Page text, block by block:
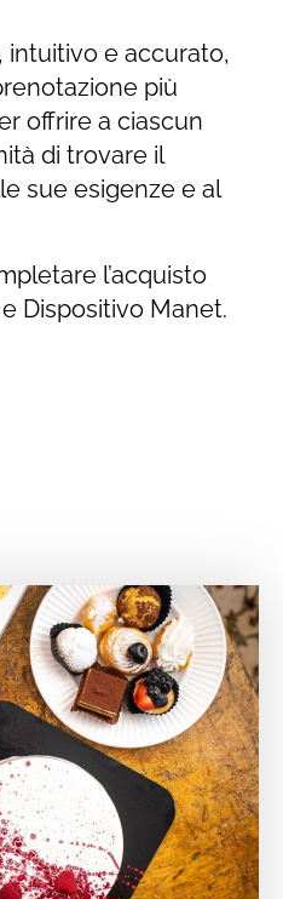
intuitivo e accurato,
più
offrire a ciascun
di trovare il
sue esigenze e al
l’acquisto
Dispositivo Manet.